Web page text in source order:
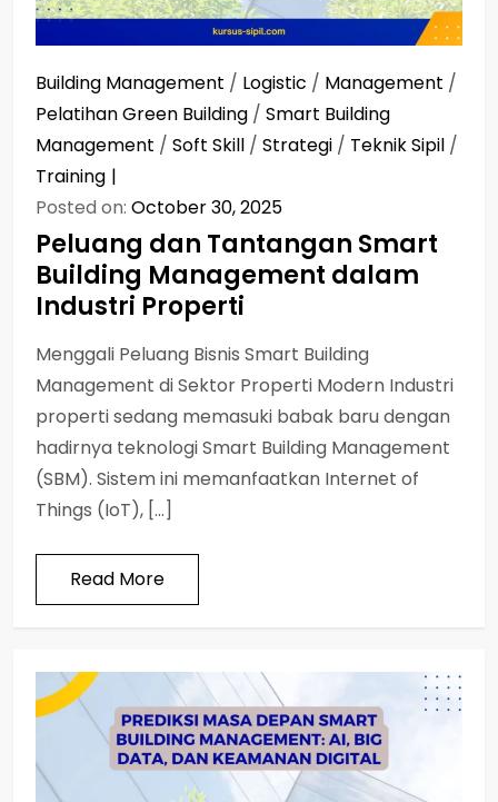
Building Management / Logistic / Management /
Pelatihan Green Building / Smart Building
Management / Soft Skill / Strategi / Teknik Sipil /
Training
Posted on: October 30, 2025
Peluang dan Tantangan Smart
Building Management dalam
Industri Properti
Menggali Peluang Bisnis Smart Building
Management di Sektor Properti Modern Industri
properti sedang memasuki babak baru dengan
hadirnya teknologi Smart Building Management
(SBM). Sistem ini memanfaatkan Internet of
Things (IoT), […]
Read More